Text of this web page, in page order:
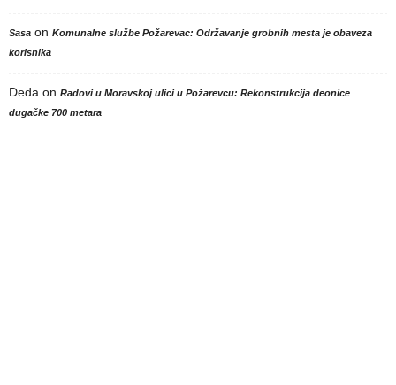
Sasa on Komunalne službe Požarevac: Održavanje grobnih mesta je obaveza
korisnika
Deda on Radovi u Moravskoj ulici u Požarevcu: Rekonstrukcija deonice
dugačke 700 metara